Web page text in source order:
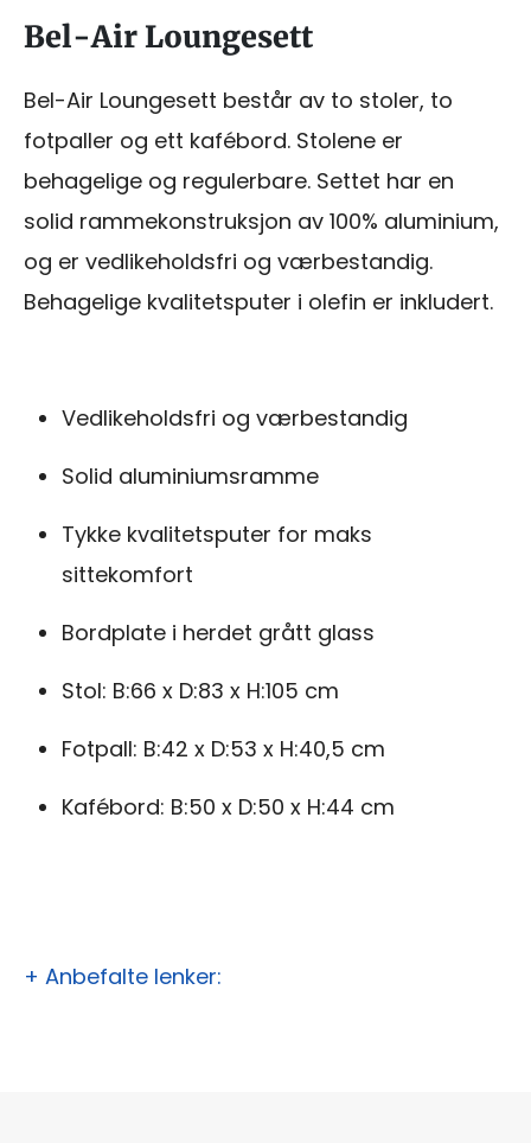
Bel-Air Loungesett
Bel-Air Loungesett består av to stoler, to
fotpaller og ett kafébord. Stolene er
behagelige og regulerbare. Settet har en
solid rammekonstruksjon av 100% aluminium,
og er vedlikeholdsfri og værbestandig.
Behagelige kvalitetsputer i olefin er inkludert.
Vedlikeholdsfri og værbestandig
Solid aluminiumsramme
Tykke kvalitetsputer for maks
sittekomfort
Bordplate i herdet grått glass
Stol: B:66 x D:83 x H:105 cm
Fotpall: B:42 x D:53 x H:40,5 cm
Kafébord: B:50 x D:50 x H:44 cm
+ Anbefalte lenker: